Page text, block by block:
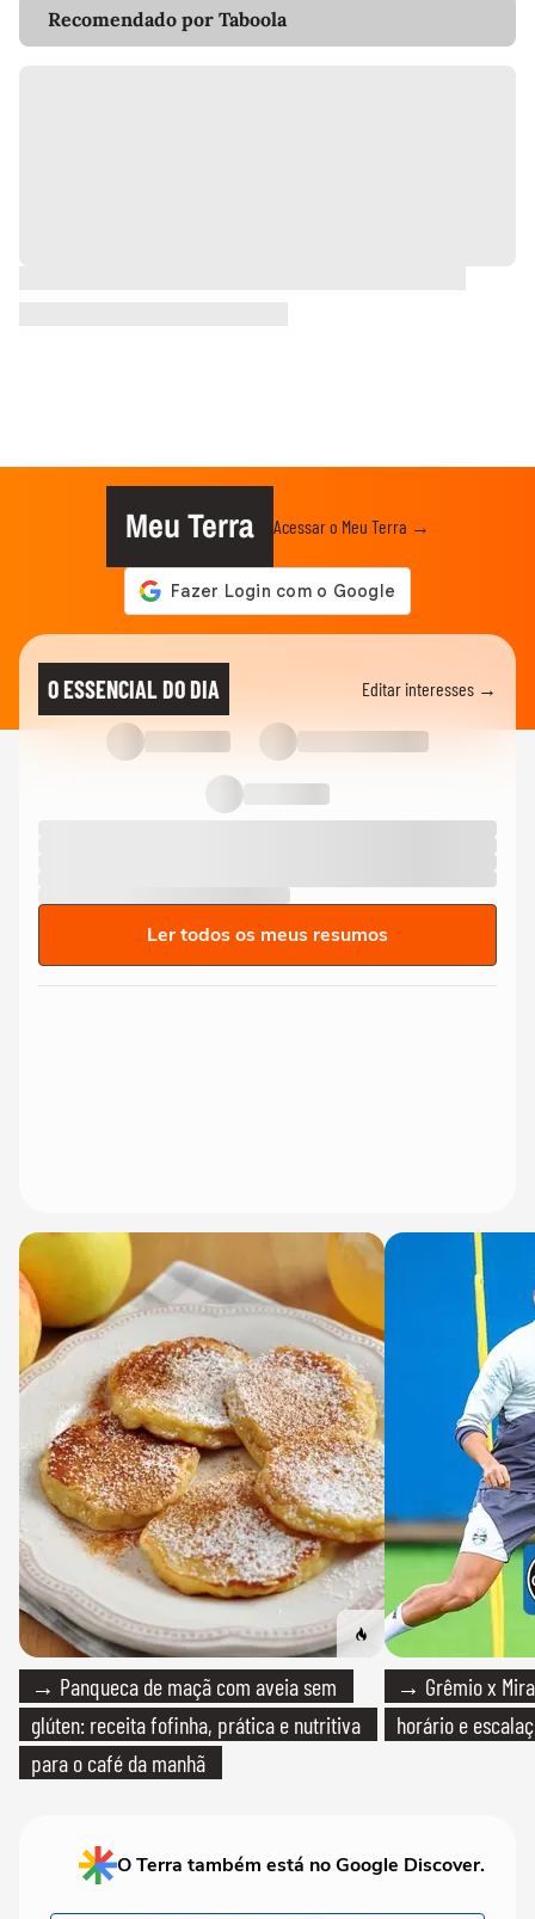
Recomendado por Taboola
Meu Terra Acessar o Meu Terra →
O ESSENCIAL DO DIA Editar interesses →
Ler todos os meus resumos
→ Panqueca de maçã com aveia sem
glúten: receita fofinha, prática e nutritiva
para o café da manhã
→ Grêmio x
horário e
O Terra também está no Google Discover.